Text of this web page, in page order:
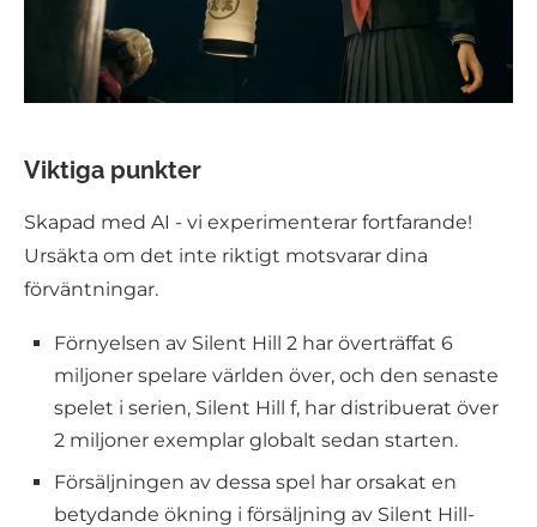
Viktiga punkter
Skapad med AI - vi experimenterar fortfarande!
Ursäkta om det inte riktigt motsvarar dina
förväntningar.
Förnyelsen av Silent Hill 2 har överträffat 6
miljoner spelare världen över, och den senaste
spelet i serien, Silent Hill f, har distribuerat över
2 miljoner exemplar globalt sedan starten.
Försäljningen av dessa spel har orsakat en
betydande ökning i försäljning av Silent Hill-